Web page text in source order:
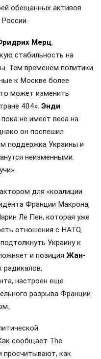
обещанных активов
Мерц,
стабильность на
Тем временем политики
к Москве более
может изменить
404». Энди
не имеет веса на
он поспешил
поддержка Украины и
неизменными.
для «коалиции
Франции Макрона,
Ле Пен, которая уже
отношения с НАТО,
Украину к
и позиция Жан-
радикалов,
настроен еще
разрыва Франции
сообщает The
просчитывают, как